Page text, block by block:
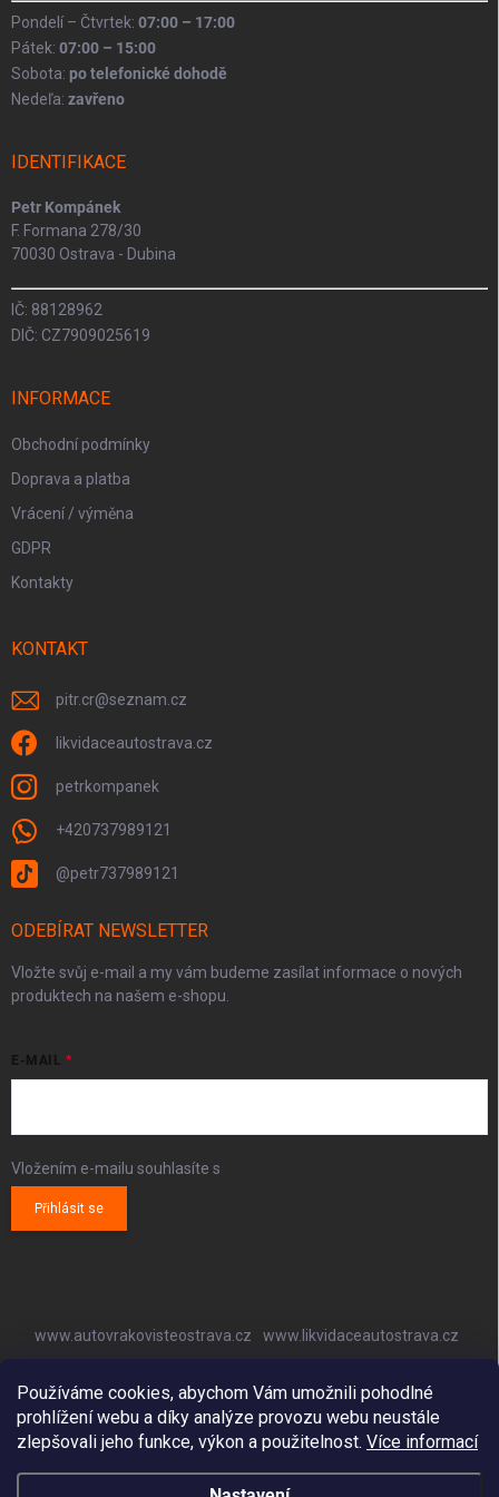
Používáme cookies, abychom Vám umožnili pohodlné
prohlížení webu a díky analýze provozu webu neustále
zlepšovali jeho funkce, výkon a použitelnost. Více informací
Pondelí – Čtvrtek: 07:00 – 17:00
Pátek: 07:00 – 15:00
Sobota: po telefonické dohodě
Nedeľa: zavřeno
IDENTIFIKACE
Petr Kompánek
F. Formana 278/30
70030 Ostrava - Dubina
IČ: 88128962
DIČ: CZ7909025619
INFORMACE
Obchodní podmínky
Doprava a platba
Vrácení / výměna
GDPR
Kontakty
KONTAKT
pitr.cr@seznam.cz
likvidaceautostrava.cz
petrkompanek
+420737989121
@petr737989121
ODEBÍRAT NEWSLETTER
Vložte svůj e-mail a my vám budeme zasílat informace o nových
produktech na našem e-shopu.
E-MAIL
Vložením e-mailu souhlasíte s
Přihlásit se
www.autovrakovisteostrava.cz
www.likvidaceautostrava.cz